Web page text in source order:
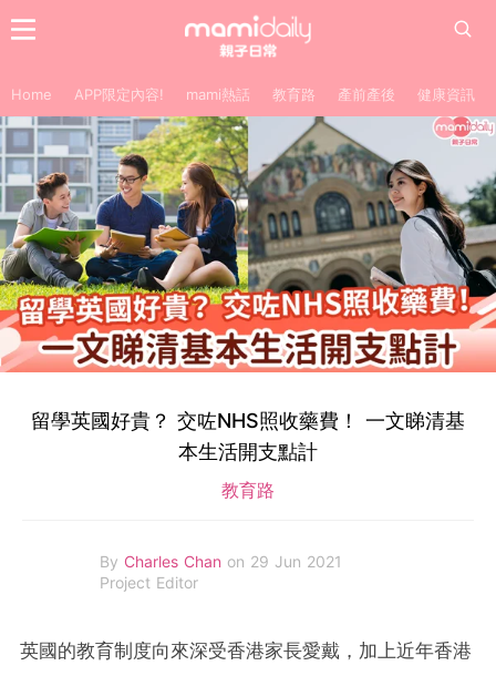
Home APP限定內容! mami熱話 教育路 產前產後 健康資訊
留學英國好貴？ 交咗NHS照收藥費！ 一文睇清基
本生活開支點計
教育路
By Charles Chan on 29 Jun 2021
Project Editor
英國的教育制度向來深受香港家長愛戴，加上近年香港